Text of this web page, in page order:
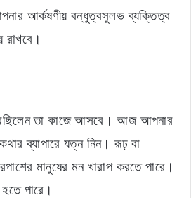
আর্কষণীয় বন্ধুত্বসুলভ ব্যক্তিত্ব
তা কাজে আসবে। আজ আপনার
ব্যাপারে যত্ন নিন। রূঢ় বা
মানুষের মন খারাপ করতে পারে।
পারে।